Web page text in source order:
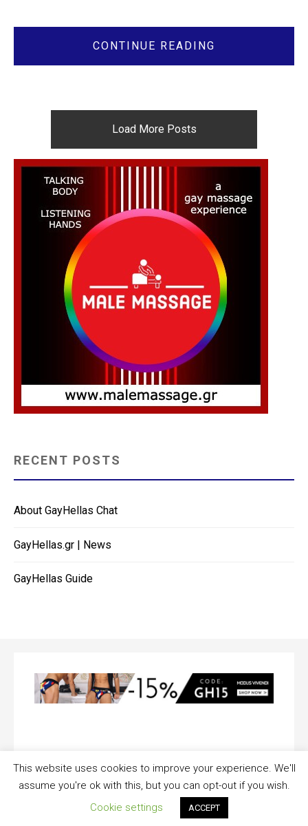
CONTINUE READING
Load More Posts
RECENT POSTS
About GayHellas Chat
GayHellas.gr | News
GayHellas Guide
© 2020 - THE GREEK GAY CHAT BY
GAYHELLAS.GR - ALL RIGHTS RESERVED|THEME
: ONLINE BLOG BYTHEMEMATTIC TEAM
This website uses cookies to improve your experience. We'll
assume you're ok with this, but you can opt-out if you wish.
Cookie settings
ACCEPT